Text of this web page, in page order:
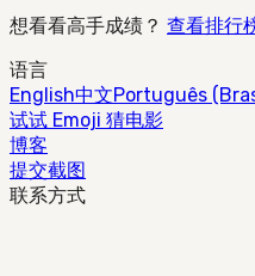
想看看高手成绩？ 查看排行
语言
English中文Português
试试 Emoji 猜电影
博客
提交截图
联系方式